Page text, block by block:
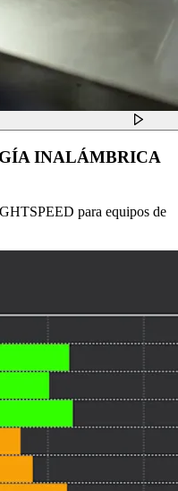
INALÁMBRICA
para equipos de